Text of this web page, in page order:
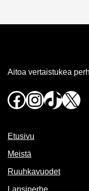
Aitoa vertaistukea
Facebook
Instagram
TikTok
X
Etusivu
Meistä
Ruuhkavuodet
Lapsiperhe